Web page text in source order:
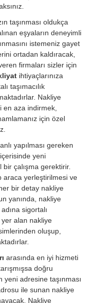
taşınması oldukça
eşyaların deneyimli
istemeniz gayet
ortadan kaldıracak,
firmaları sizler için
ihtiyaçlarınıza
taşımacılık
Nakliye
en aza indirmek,
için özel
yapılması gereken
yeni
çalışma gerektirir.
araca yerleştirilmesi ve
bir detay nakliye
yanında, nakliye
sigortalı
yer alan nakliye
oluşup,
arasında en iyi hizmeti
doğru
yeni adresine taşınması
ile sunan nakliye
Nakliye